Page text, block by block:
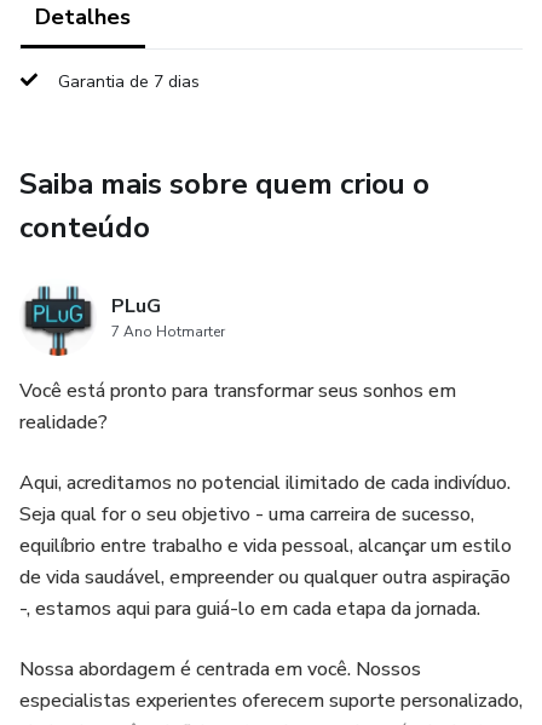
ritmos com 6 efeitos de forma única, elevando sua
Delay: Adicione dimensão e profundidade aos seus sons,
criando texturas envolventes.
imersivos.
EQ: Ajuste o equilíbrio tonal para garantir que cada
elemento da sua mix brilhe.
beats, proporcionando clareza e presença.
Detalhes
Garantia de 7 dias
Saiba mais sobre quem criou o
conteúdo
PLuG
7 Ano Hotmarter
Você está pronto para transformar seus sonhos em
realidade?
Aqui, acreditamos no potencial ilimitado de cada indivíduo.
Seja qual for o seu objetivo - uma carreira de sucesso,
equilíbrio entre trabalho e vida pessoal, alcançar um estilo
de vida saudável, empreender ou qualquer outra aspiração
-, estamos aqui para guiá-lo em cada etapa da jornada.
Nossa abordagem é centrada em você. Nossos
especialistas experientes oferecem suporte personalizado,